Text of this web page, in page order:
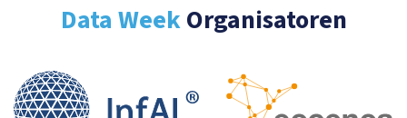
Data WeekOrganisatoren